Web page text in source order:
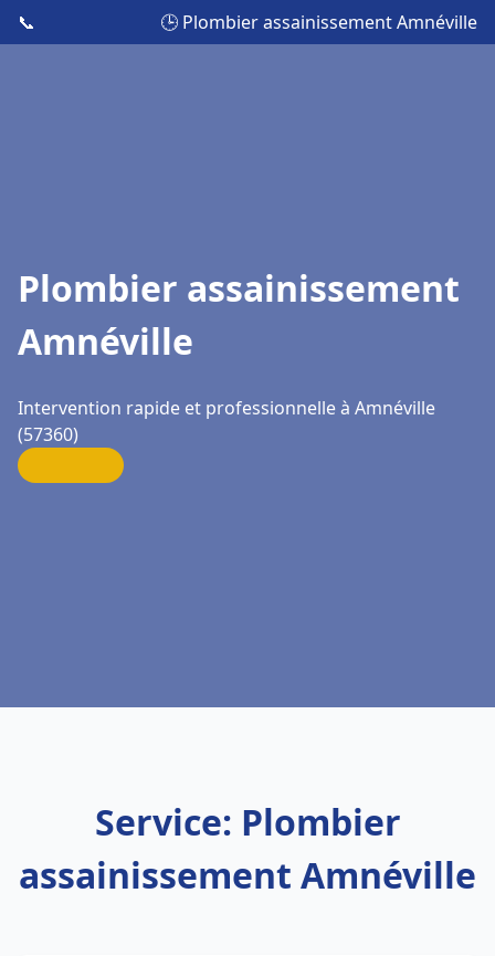
📞 🕒 Plombier assainissement Amnéville
Plombier assainissement
Amnéville
Intervention rapide et professionnelle à Amnéville
(57360)
Service: Plombier
assainissement Amnéville